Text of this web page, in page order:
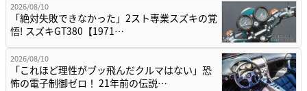
2026/08/10
「絶対失敗できなかった」2スト専業スズキの覚
悟! スズキGT380【1971…
2026/08/10
「これほど理性がブッ飛んだクルマはない」恐
怖の電子制御ゼロ！ 21年前の伝説…